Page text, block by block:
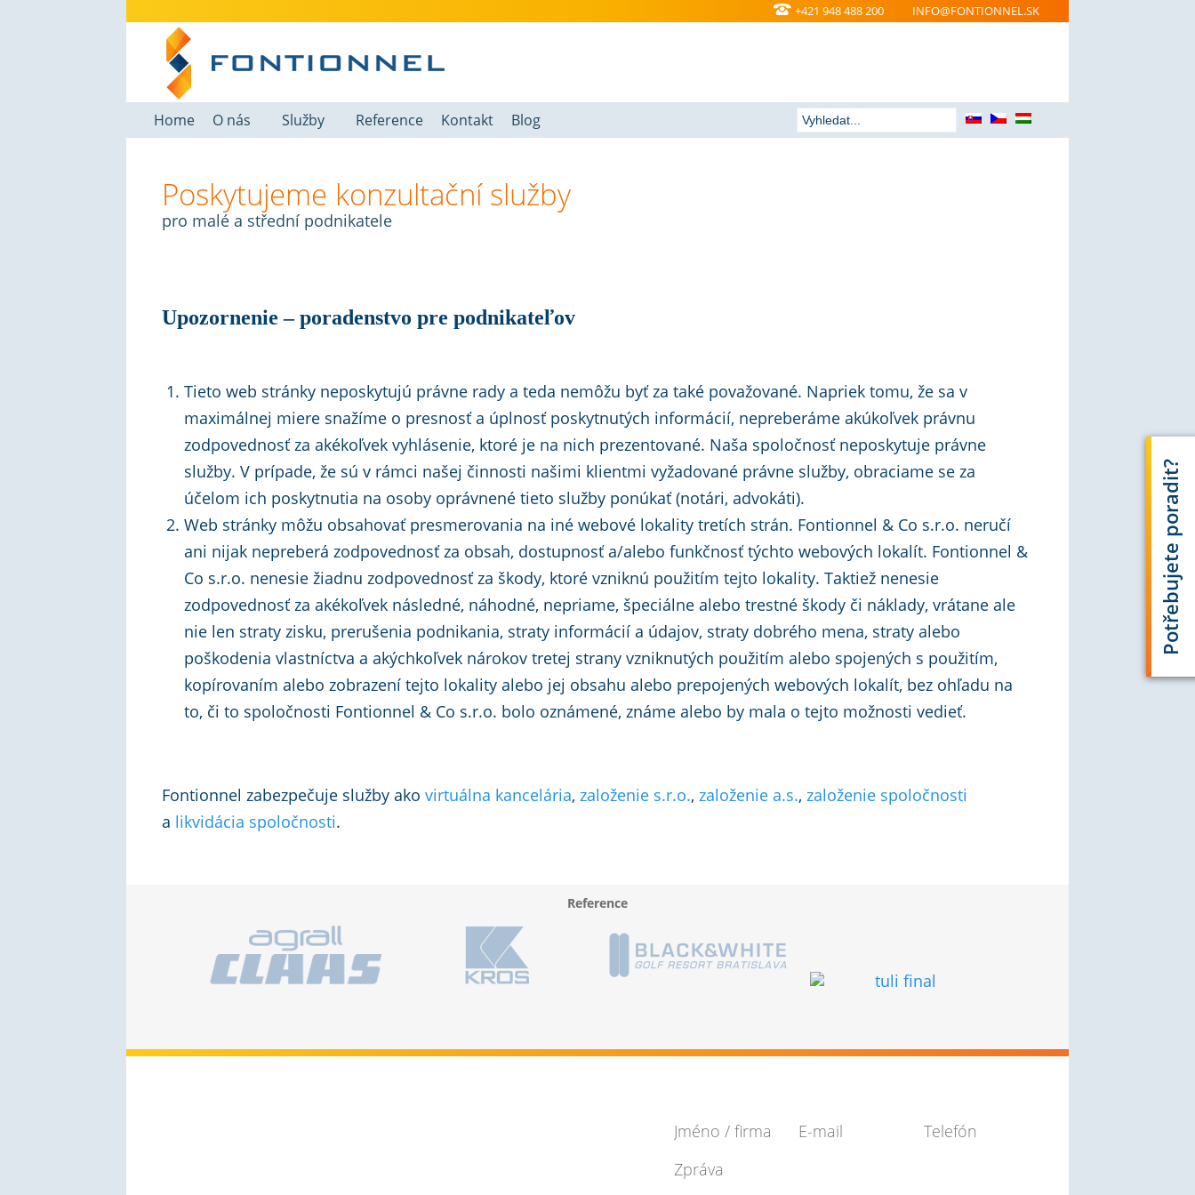
+421 948 488 200 INFO@FONTIONNEL.SK
Home O nás Služby Reference Kontakt Blog
Poskytujeme konzultační služby
pro malé a střední podnikatele
Upozornenie – poradenstvo pre podnikateľov
Tieto web stránky neposkytujú právne rady a teda nemôžu byť za také považované. Napriek tomu, že sa v
maximálnej miere snažíme o presnosť a úplnosť poskytnutých informácií, nepreberáme akúkoľvek právnu
zodpovednosť za akékoľvek vyhlásenie, ktoré je na nich prezentované. Naša spoločnosť neposkytuje právne
služby. V prípade, že sú v rámci našej činnosti našimi klientmi vyžadované právne služby, obraciame se za
účelom ich poskytnutia na osoby oprávnené tieto služby ponúkať (notári, advokáti).
Web stránky môžu obsahovať presmerovania na iné webové lokality tretích strán. Fontionnel & Co s.r.o. neručí
ani nijak nepreberá zodpovednosť za obsah, dostupnosť a/alebo funkčnosť týchto webových lokalít. Fontionnel &
Co s.r.o. nenesie žiadnu zodpovednosť za škody, ktoré vzniknú použitím tejto lokality. Taktiež nenesie
zodpovednosť za akékoľvek následné, náhodné, nepriame, špeciálne alebo trestné škody či náklady, vrátane ale
nie len straty zisku, prerušenia podnikania, straty informácií a údajov, straty dobrého mena, straty alebo
poškodenia vlastníctva a akýchkoľvek nárokov tretej strany vzniknutých použitím alebo spojených s použitím,
kopírovaním alebo zobrazení tejto lokality alebo jej obsahu alebo prepojených webových lokalít, bez ohľadu na
to, či to spoločnosti Fontionnel & Co s.r.o. bolo oznámené, známe alebo by mala o tejto možnosti vedieť.
Fontionnel zabezpečuje služby ako virtuálna kancelária, založenie s.r.o., založenie a.s., založenie spoločnosti
a likvidácia spoločnosti.
Reference
Potřebujete poradit?